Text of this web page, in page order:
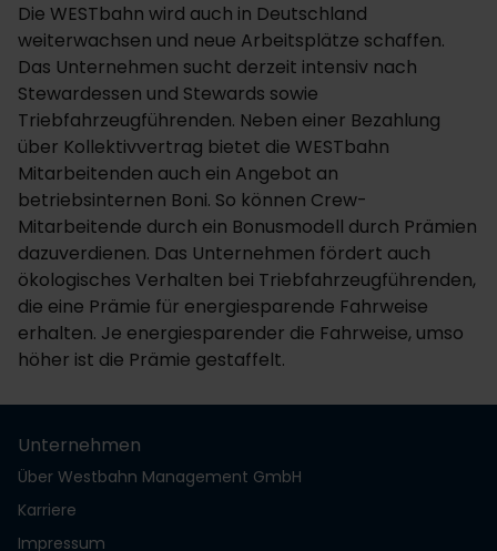
Die WESTbahn wird auch in Deutschland
weiterwachsen und neue Arbeitsplätze schaffen.
Das Unternehmen sucht derzeit intensiv nach
Stewardessen und Stewards sowie
Triebfahrzeugführenden. Neben einer Bezahlung
über Kollektivvertrag bietet die WESTbahn
Mitarbeitenden auch ein Angebot an
betriebsinternen Boni. So können Crew-
Mitarbeitende durch ein Bonusmodell durch Prämien
dazuverdienen. Das Unternehmen fördert auch
ökologisches Verhalten bei Triebfahrzeugführenden,
die eine Prämie für energiesparende Fahrweise
erhalten. Je energiesparender die Fahrweise, umso
höher ist die Prämie gestaffelt.
Unternehmen
Über Westbahn Management GmbH
Karriere
Impressum